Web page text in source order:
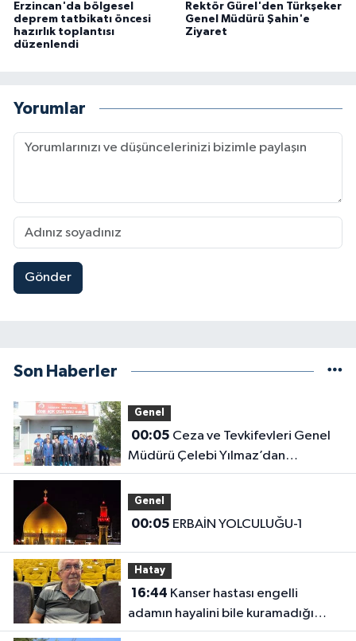
Erzincan'da bölgesel
deprem tatbikatı öncesi
hazırlık toplantısı
düzenlendi
Rektör Gürel'den Türkşeker
Genel Müdürü Şahin'e
Ziyaret
Yorumlar
Gönder
Son Haberler
Genel
00:05
Müdürü Çelebi Yılmaz’dan
Iğdır’daki Kurumlara Ziyaret ve
Üretim İncelemesi
Genel
00:05 ERBAİN YOLCULUĞU-1
Hatay
16:44
adamın hayalini bile kuramadığı
evine kavuşunca döktüğü gözyaşı